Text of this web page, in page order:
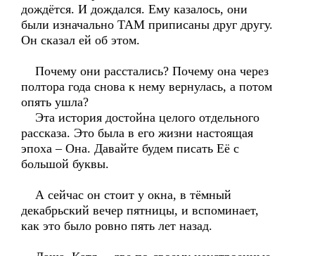
дождётся. И дождался. Ему казалось, они
были изначально ТАМ приписаны друг другу.
Он сказал ей об этом.
Почему они расстались? Почему она через
полтора года снова к нему вернулась, а потом
опять ушла?
Эта история достойна целого отдельного
рассказа. Это была в его жизни настоящая
эпоха – Она. Давайте будем писать Её с
большой буквы.
А сейчас он стоит у окна, в тёмный
декабрьский вечер пятницы, и вспоминает,
как это было ровно пять лет назад.